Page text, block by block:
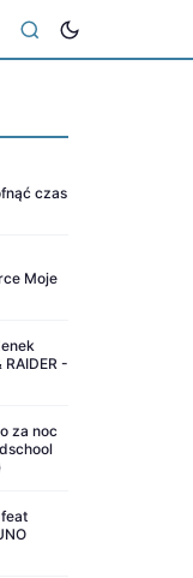
czas
Moje
-
za noc
feat